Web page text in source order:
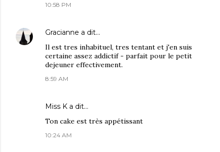
10:58 PM
Gracianne a dit…
Il est tres inhabituel, tres tentant et j'en suis
certaine assez addictif - parfait pour le petit
dejeuner effectivement.
8:59 AM
Miss K a dit…
Ton cake est très appétissant
10:24 AM